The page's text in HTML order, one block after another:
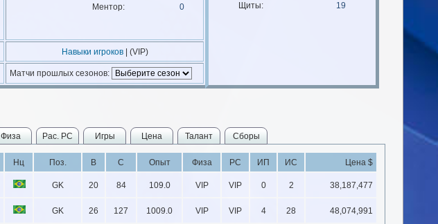
Ментор:
0
Навыки игроков| (VIP)
Матчи прошлых сезонов:
Щиты:
19
Физа Рас. РС Игры Цена Талант Сборы
Нц Поз. В С Опыт Физа РС ИП ИС Цена $
GK 20 84 109.0 VIP VIP 0 2 38,187,477
GK 26 127 1009.0 VIP VIP 4 28 48,074,991